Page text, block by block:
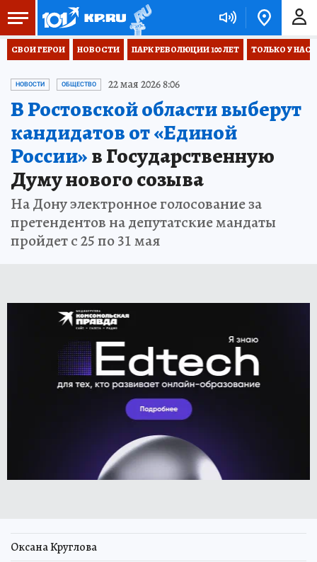
СВОИ ГЕРОИ НОВОСТИ ПАРК РЕВОЛЮЦИИ 100 ЛЕТ ТОЛЬКО У НАС
НОВОСТИ ОБЩЕСТВО 22 мая 2026 8:06
В Ростовской области выберут
кандидатов от «Единой
России»в Государственную
Думу нового созыва
На Дону электронное голосование за
претендентов на депутатские мандаты
пройдет с 25 по 31 мая
Оксана Круглова